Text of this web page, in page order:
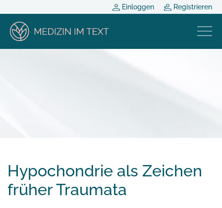
Einloggen Registrieren
Hypochondrie als Zeichen
früher Traumata